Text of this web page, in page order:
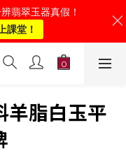
羊脂白玉平
翡翠玉器真假！
課堂！